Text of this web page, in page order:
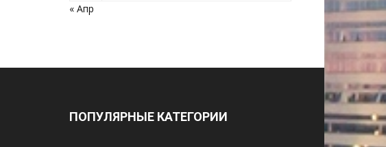
« Апр
ПОПУЛЯРНЫЕ КАТЕГОРИИ